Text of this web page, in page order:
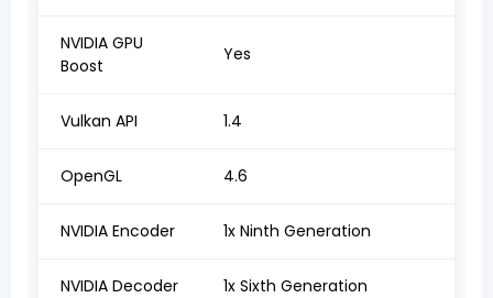
NVIDIA GPU
Boost
Yes
Vulkan API 1.4
OpenGL 4.6
NVIDIA Encoder 1x Ninth Generation
NVIDIA Decoder 1x Sixth Generation